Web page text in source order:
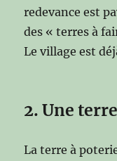
redevance est
des « terres à
Le village est
2. Une
La terre à